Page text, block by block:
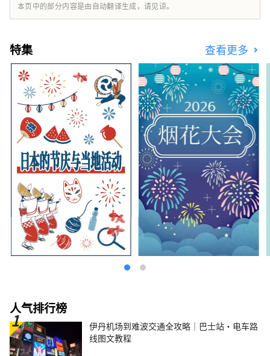
本页中的部分内容是由自动翻译生成，请见谅。
特集 查看更多
人气排行榜
伊丹机场到难波交通全攻略｜巴士站・电车路
线图文教程